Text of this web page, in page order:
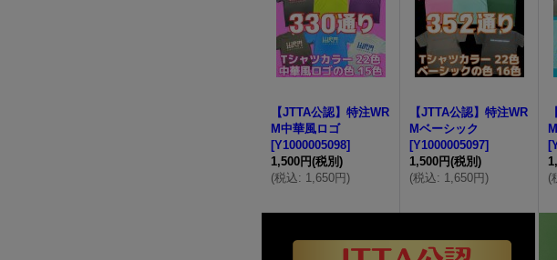
【JTTA公認】特注WR
M中華風ロゴ
[Y1000005098]
1,500円(税別)
(税込: 1,650円)
【JTTA公認】特注WR
Mベーシック
[Y1000005097]
1,500円(税別)
(税込: 1,650円)
[
(